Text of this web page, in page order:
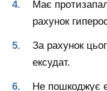
Має
рахунок
За рахунок
ексудат.
Не пошкоджує